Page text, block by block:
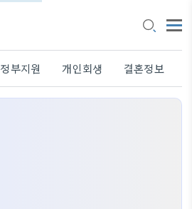
정부지원 개인회생 결혼정보